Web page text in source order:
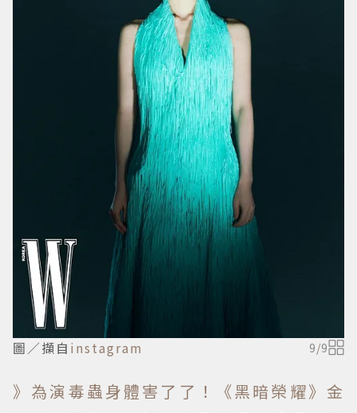
圖／擷自 instagram 9/9
》為演毒蟲身體害了了！《黑暗榮耀》金